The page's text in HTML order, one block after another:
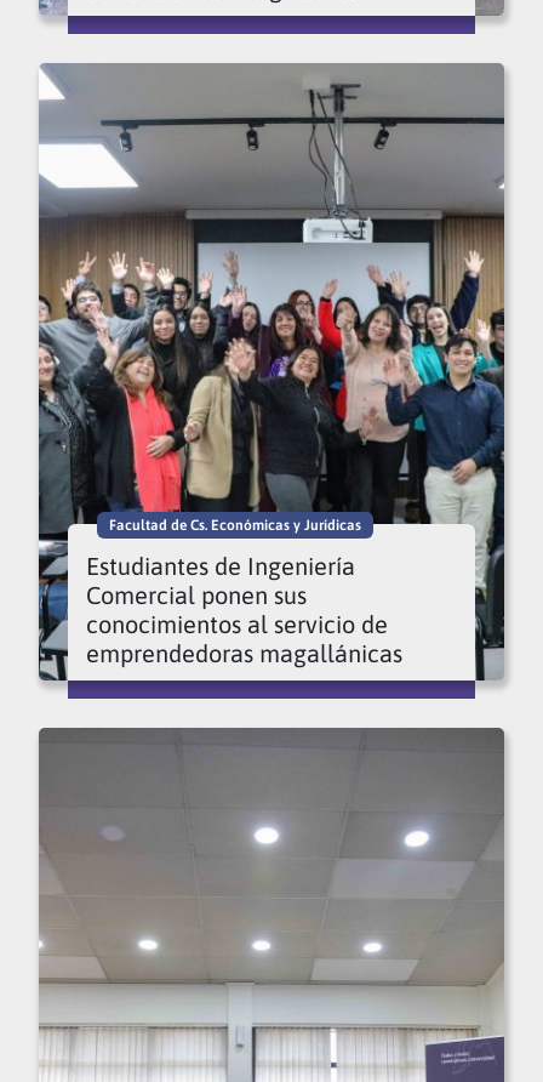
Facultad de Cs. Económicas y Jurídicas
Estudiantes de Ingeniería
Comercial ponen sus
conocimientos al servicio de
emprendedoras magallánicas